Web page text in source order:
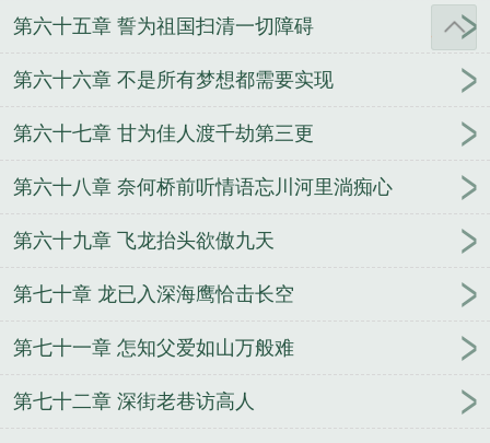
第六十五章 誓为祖国扫清一切障碍
第六十六章 不是所有梦想都需要实现
第六十七章 甘为佳人渡千劫第三更
第六十八章 奈何桥前听情语忘川河里淌痴心
第六十九章 飞龙抬头欲傲九天
第七十章 龙已入深海鹰恰击长空
第七十一章 怎知父爱如山万般难
第七十二章 深街老巷访高人